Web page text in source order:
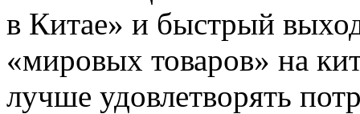
в Китае» и быстрый
«мировых товаров» на
лучше удовлетворять